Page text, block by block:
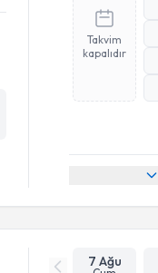
Takvim
kapalıdır
7 Ağu